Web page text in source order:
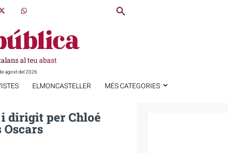
al teu abast
agost del 2026
ELMONCASTELLER MÉS CATEGORIES
i dirigit per Chloé